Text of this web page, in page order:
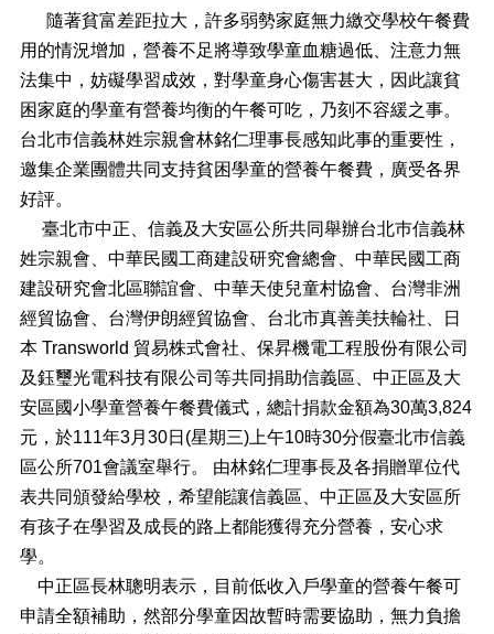
介
紹
鄰
里
資
訊
府
資
訊
公
開
開
放
資
料
專
區
防
救
資
隨著貧富差距拉大，許多弱勢家庭無力繳交學校午餐費
用的情況增加，營養不足將導致學童血糖過低、注意力無
法集中，妨礙學習成效，對學童身心傷害甚大，因此讓貧
困家庭的學童有營養均衡的午餐可吃，乃刻不容緩之事。
台北巿信義林姓宗親會林銘仁理事長感知此事的重要性，
邀集企業團體共同支持貧困學童的營養午餐費，廣受各界
好評。
臺北市中正、信義及大安區公所共同舉辦台北巿信義林
姓宗親會、中華民國工商建設研究會總會、中華民國工商
建設研究會北區聯誼會、中華天使兒童村協會、台灣非洲
經貿協會、台灣伊朗經貿協會、台北市真善美扶輪社、日
本 Transworld 貿易株式會社、保昇機電工程股份有限公司
及鈺璽光電科技有限公司等共同捐助信義區、中正區及大
安區國小學童營養午餐費儀式，總計捐款金額為30萬3,824
元，於111年3月30日(星期三)上午10時30分假臺北巿信義
區公所701會議室舉行。 由林銘仁理事長及各捐贈單位代
表共同頒發給學校，希望能讓信義區、中正區及大安區所
有孩子在學習及成長的路上都能獲得充分營養，安心求
學。
中正區長林聰明表示，目前低收入戶學童的營養午餐可
申請全額補助，然部分學童因故暫時需要協助，無力負擔